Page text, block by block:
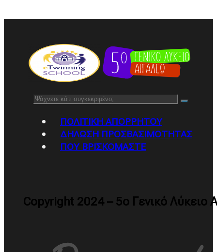
Αναζήτηση
ΠΟΛΙΤΙΚΉ ΑΠΟΡΡΉΤΟΥ
ΔΉΛΩΣΗ ΠΡΟΣΒΑΣΙΜΌΤΗΤΑΣ
ΠΟΥ ΒΡΙΣΚΌΜΑΣΤΕ
Copyright 2024 – 5ο Γενικό Λύκειο